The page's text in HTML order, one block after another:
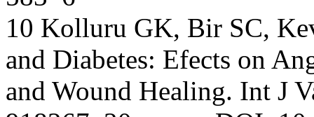
10 Kolluru GK, Bir SC,
and Diabetes: Efects on
and Wound Healing. Int J